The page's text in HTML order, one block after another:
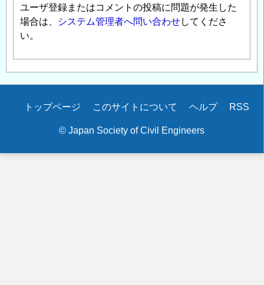
ユーザ登録またはコメントの投稿に問題が発生した
場合は、
システム管理者へ問い合わせしてくださ
い。
Secondary
トップページ このサイトについて ヘルプ RSS
© Japan Society of Civil Engineers